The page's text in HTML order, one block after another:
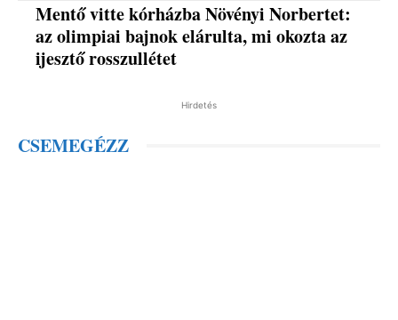
Mentő vitte kórházba Növényi Norbertet:
az olimpiai bajnok elárulta, mi okozta az
ijesztő rosszullétet
Hirdetés
CSEMEGÉZZ